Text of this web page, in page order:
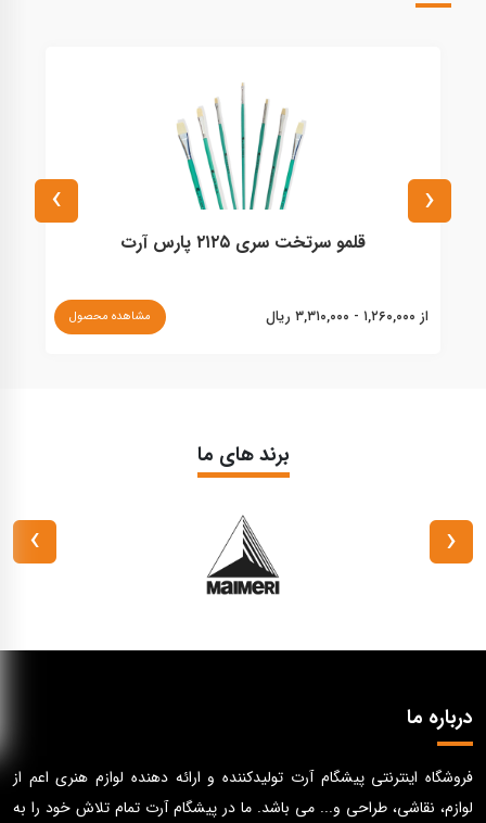
قلمو سرتخت سری ۲۱۲۵ پارس آرت
از ۱,۲۶۰,۰۰۰ - ۳,۳۱۰,۰۰۰ ریال مشاهده محصول
‹
›
برند های ما
‹
›
درباره ما
فروشگاه اینترنتی پیشگام آرت تولیدکننده و ارائه دهنده لوازم هنری اعم از
لوازم، نقاشی، طراحی و... می باشد. ما در پیشگام آرت تمام تلاش خود را به